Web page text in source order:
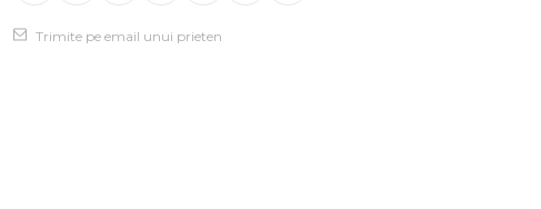
Trimite pe email unui prieten